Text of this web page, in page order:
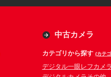
中古カメラ
カテゴリから探す (カテ
デジタル一眼レフカメラ